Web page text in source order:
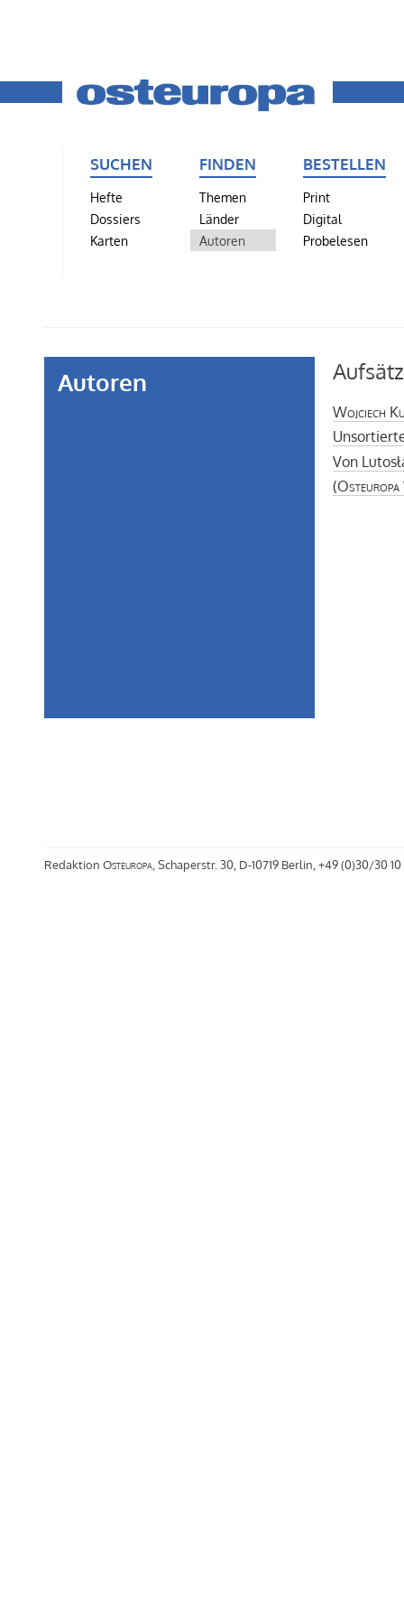
SUCHEN
Hefte
Dossiers
Karten
FINDEN
Themen
Länder
Autoren
BESTELLEN
Print
Digital
Probelesen
Autoren
Wojciech
Von
(Osteuropa
Redaktion Osteuropa, Schaperstr. 30, D-10719 Berlin, +49 (0)30/30